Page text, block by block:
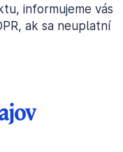
informujeme vás
ak sa neuplatní